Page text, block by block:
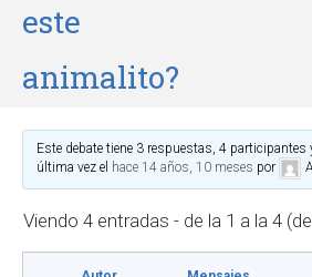
este
animalito?
Este debate tiene 3 respuestas, 4
última vez el hace 14 años, 10 meses por
Viendo 4 entradas - de la 1 a la 4